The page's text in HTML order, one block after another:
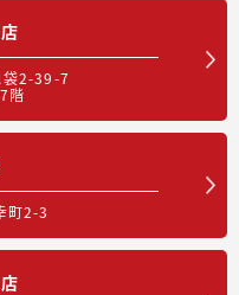
袋2-39-7
階
町2-3